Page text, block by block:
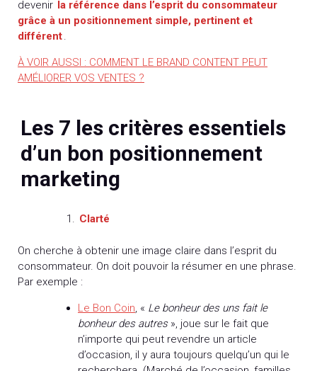
devenir la référence dans l’esprit du consommateur
grâce à un positionnement simple, pertinent et
différent.
À VOIR AUSSI : COMMENT LE BRAND CONTENT PEUT
AMÉLIORER VOS VENTES ?
Les 7 les critères essentiels
d’un bon positionnement
marketing
Clarté
On cherche à obtenir une image claire dans l’esprit du
consommateur. On doit pouvoir la résumer en une phrase.
Par exemple :
Le Bon Coin , « Le bonheur des uns fait le
bonheur des autres», joue sur le fait que
n’importe qui peut revendre un article
d’occasion, il y aura toujours quelqu’un qui le